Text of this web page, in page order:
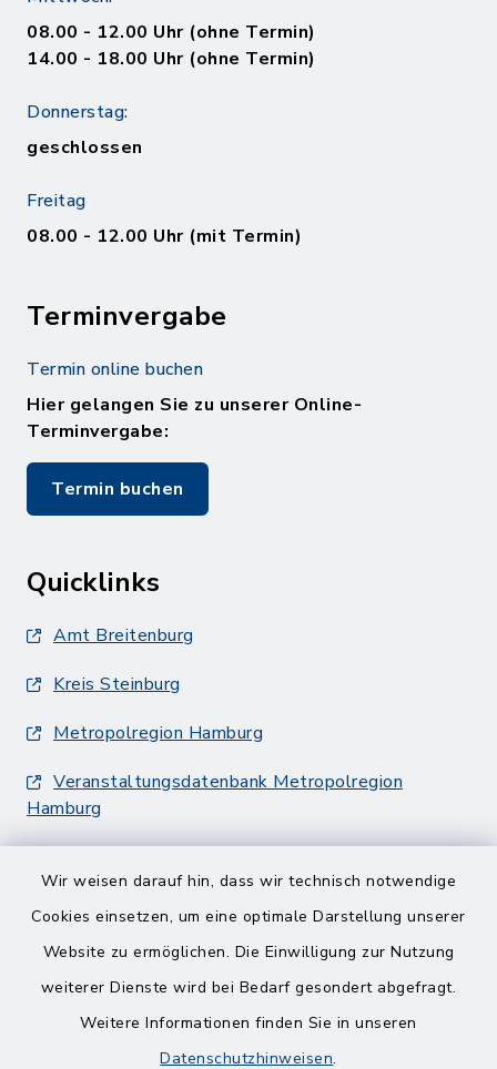
Wir weisen darauf hin, dass wir technisch notwendige
Cookies einsetzen, um eine optimale Darstellung unserer
Website zu ermöglichen. Die Einwilligung zur Nutzung
weiterer Dienste wird bei Bedarf gesondert abgefragt.
Weitere Informationen finden Sie in unseren
Datenschutzhinweisen.
08.00 - 12.00 Uhr (ohne Termin)
14.00 - 18.00 Uhr (ohne Termin)
Donnerstag:
geschlossen
Freitag
08.00 - 12.00 Uhr (mit Termin)
Terminvergabe
Termin online buchen
Hier gelangen Sie zu unserer Online-
Terminvergabe:
Termin buchen
Quicklinks
Amt Breitenburg
Kreis Steinburg
Metropolregion Hamburg
Veranstaltungsdatenbank Metropolregion
Hamburg
Barrierefreiheit